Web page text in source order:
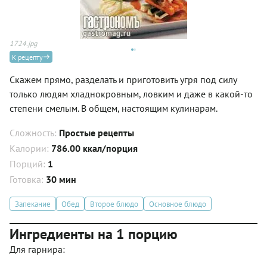
1724.jpg
К рецепту
Скажем прямо, разделать и приготовить угря под силу
только людям хладнокровным, ловким и даже в какой-то
степени смелым. В общем, настоящим кулинарам.
Сложность: Простые рецепты
Калории: 786.00 ккал/порция
Порций: 1
Готовка: 30 мин
Запекание Обед Второе блюдо Основное блюдо
Ингредиенты на 1 порцию
Для гарнира: